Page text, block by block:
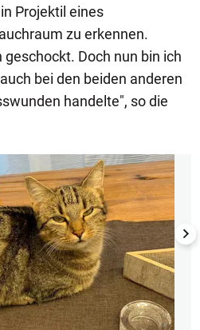
Projektil eines
zu erkennen.
Doch nun bin ich
bei den beiden anderen
handelte", so die